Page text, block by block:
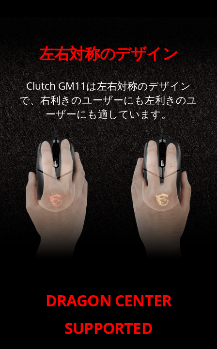
左右対称のデザイン
Clutch GM11は左右対称のデザイン
で、右利きのユーザーにも左利きのユ
ーザーにも適しています。
DRAGON CENTER
SUPPORTED